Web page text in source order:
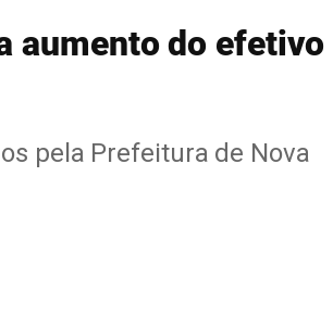
aumento do efetivo
pela Prefeitura de Nova